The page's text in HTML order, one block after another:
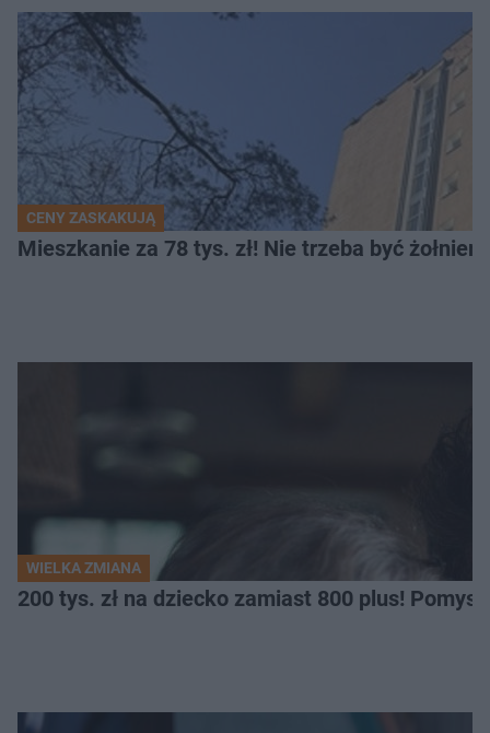
CENY ZASKAKUJĄ
Mieszkanie za 78 tys. zł! Nie trzeba być
WIELKA ZMIANA
200 tys. zł na dziecko zamiast 800 plus!